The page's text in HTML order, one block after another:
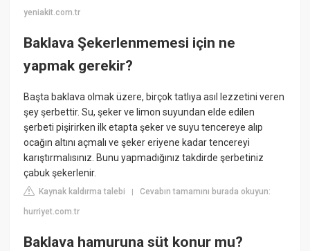
yeniakit.com.tr
Baklava Şekerlenmemesi için ne
yapmak gerekir?
Başta baklava olmak üzere, birçok tatlıya asıl lezzetini veren
şey şerbettir. Su, şeker ve limon suyundan elde edilen
şerbeti pişirirken ilk etapta şeker ve suyu tencereye alıp
ocağın altını açmalı ve şeker eriyene kadar tencereyi
karıştırmalısınız. Bunu yapmadığınız takdirde şerbetiniz
çabuk şekerlenir.
Kaynak kaldırma talebi |Cevabın tamamını burada okuyun:
hurriyet.com.tr
Baklava hamuruna süt konur mu?